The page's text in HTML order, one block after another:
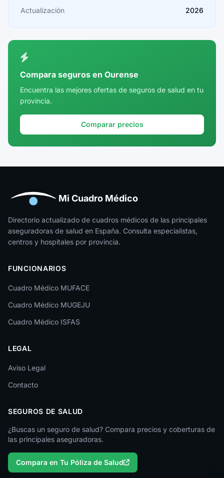
Castellón
Córdoba
Cuenca
Girona
Huesca
Jaén
La Rioja
León
Lleida
Lugo
Málaga
Melilla
Murcia
Palencia
Pontevedra
Actualización
2026
Compara seguros en Ourense
Encuentra las mejores ofertas de seguros de salud en tu
provincia.
Comparar precios
Mi Cuadro Médico
Directorio actualizado de cuadros médicos de las principales
aseguradoras de salud en España. Consulta especialistas,
centros y hospitales por provincia.
FUNCIONARIOS
Cuadro Médico MUFACE
Cuadro Médico MUGEJU
Cuadro Médico ISFAS
LEGAL
Aviso Legal
Contacto
SEGUROS DE SALUD
¿Buscas un seguro de salud? Compara precios y coberturas de
las principales aseguradoras.
Compara en Tu Póliza de Salud